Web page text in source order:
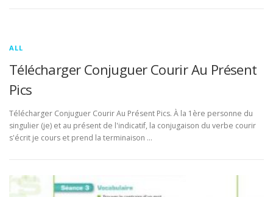
ALL
Télécharger Conjuguer Courir Au Présent
Pics
Télécharger Conjuguer Courir Au Présent Pics. À la 1ère personne du
singulier (je) et au présent de l'indicatif, la conjugaison du verbe courir
s'écrit je cours et prend la terminaison …